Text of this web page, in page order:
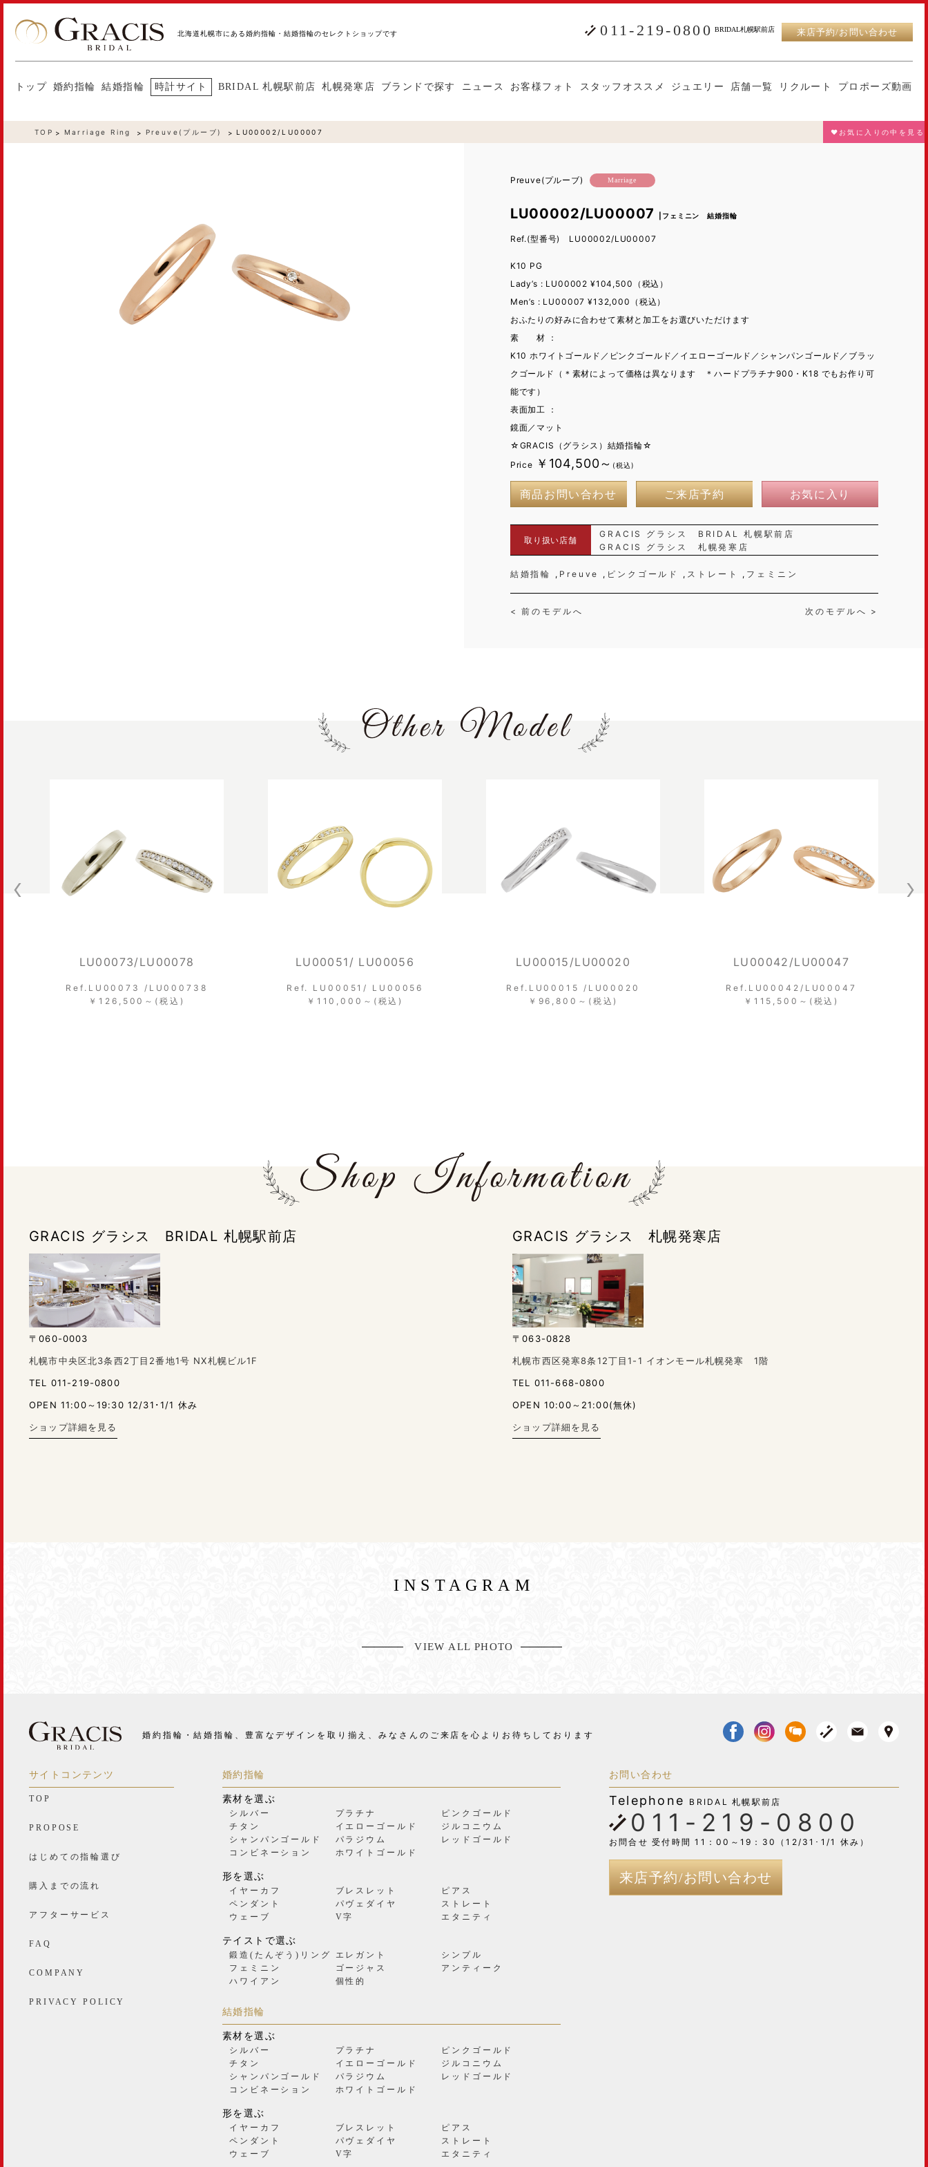
北海道札幌市にある婚約指輪・結婚指輪のセレクトショップです 011-219-0800 BRIDAL札幌駅前店 来店予約/お問い合わせ
トップ 婚約指輪 結婚指輪 時計サイト BRIDAL 札幌駅前店 札幌発寒店 ブランドで探す ニュース お客様フォト スタッフオススメ ジュエリー 店舗一覧 リクルート プロポーズ動画
TOP Marriage Ring Preuve(プルーブ) LU00002/LU00007 ♥お気に入りの中を見る
Preuve(プルーブ) Marriage
LU00002/LU00007 |フェミニン 結婚指輪
Ref.(型番号) LU00002/LU00007
K10 PG
Lady’s : LU00002 ¥104,500（税込）
Men’s : LU00007 ¥132,000（税込）
おふたりの好みに合わせて素材と加工をお選びいただけます
素 材 ：
K10 ホワイトゴールド／ピンクゴールド／イエローゴールド／シャンパンゴールド／ブラッ
クゴールド（＊素材によって価格は異なります ＊ハードプラチナ900・K18 でもお作り可
能です）
表面加工 ：
鏡面／マット
☆GRACIS（グラシス）結婚指輪☆
Price ￥104,500～ (税込)
商品お問い合わせ ご来店予約 お気に入り
取り扱い店舗
GRACIS グラシス BRIDAL 札幌駅前店
GRACIS グラシス 札幌発寒店
結婚指輪 Preuve ピンクゴールド ストレート フェミニン
< 前のモデルへ 次のモデルへ >
LU00051/ LU00056
Ref. LU00051/ LU00056
￥110,000～(税込)
LU00015/LU00020
Ref.LU00015 /LU00020
￥96,800～(税込)
LU00042/LU00047
Ref.LU00042/LU00047
￥115,500～(税込)
LU00063/LU00068
Ref.LU00063/LU00068
￥116,600～(税込)
GRACIS グラシス BRIDAL 札幌駅前店
〒060-0003
札幌市中央区北3条西2丁目2番地1号 NX札幌ビル1F
TEL 011-219-0800
OPEN 11:00～19:30 12/31･1/1 休み
ショップ詳細を見る
GRACIS グラシス 札幌発寒店
〒063-0828
札幌市西区発寒8条12丁目1-1 イオンモール札幌発寒 1階
TEL 011-668-0800
OPEN 10:00～21:00(無休)
ショップ詳細を見る
INSTAGRAM
VIEW ALL PHOTO
婚約指輪・結婚指輪、豊富なデザインを取り揃え、みなさんのご来店を心よりお待ちしております
サイトコンテンツ
TOP
PROPOSE
はじめての指輪選び
購入までの流れ
アフターサービス
FAQ
COMPANY
PRIVACY POLICY
婚約指輪
素材を選ぶ
シルバー プラチナ
ピンクゴールド
チタン
イエローゴールド
ジルコニウム
シャンパンゴールド
パラジウム
レッドゴールド
コンビネーション
ホワイトゴールド
形を選ぶ
イヤーカフ ブレスレット
ピアス
ペンダント
パヴェダイヤ
ストレート
ウェーブ
V字 エタニティ
テイストで選ぶ
鍛造(たんぞう)リング エレガント
シンプル
フェミニン
ゴージャス
アンティーク
ハワイアン
個性的
結婚指輪
素材を選ぶ
シルバー プラチナ
ピンクゴールド
チタン
イエローゴールド
ジルコニウム
シャンパンゴールド
パラジウム
レッドゴールド
コンビネーション
ホワイトゴールド
形を選ぶ
イヤーカフ ブレスレット
ピアス
ペンダント
パヴェダイヤ
ストレート
ウェーブ
V字 エタニティ
お問い合わせ
Telephone BRIDAL 札幌駅前店
011-219-0800
お問合せ 受付時間 11：00～19：30（12/31･1/1 休み）
来店予約/お問い合わせ